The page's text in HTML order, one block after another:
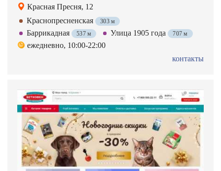
Красная Пресня, 12
Краснопресненская
303 м
Баррикадная 537 м Улица 1905 года 707 м
ежедневно, 10:00-22:00
контакты